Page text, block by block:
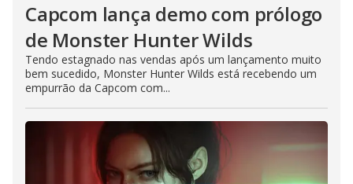
Capcom lança demo com prólogo
de Monster Hunter Wilds
Tendo estagnado nas vendas após um lançamento muito
bem sucedido, Monster Hunter Wilds está recebendo um
empurrão da Capcom com...